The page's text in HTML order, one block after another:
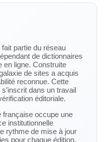
fait partie du réseau
de dictionnaires
en ligne. Construite
de sites a acquis
reconnue. Cette
s’inscrit dans un travail
éditoriale.
française occupe une
institutionnelle
rythme de mise à jour
pour chaque édition.